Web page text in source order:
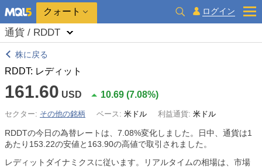
クォート ログイン
通貨 / RDDT
株に戻る
RDDT: レディット
161.60 USD 10.69 (7.08%)
セクター: その他の銘柄 ベース: 米ドル 利益通貨: 米ドル
RDDTの今日の為替レートは、 7.08%変化しました。日中、通貨は1
あたり153.22の安値と163.90の高値で取引されました。
レディットダイナミクスに従います。リアルタイムの相場は、市場